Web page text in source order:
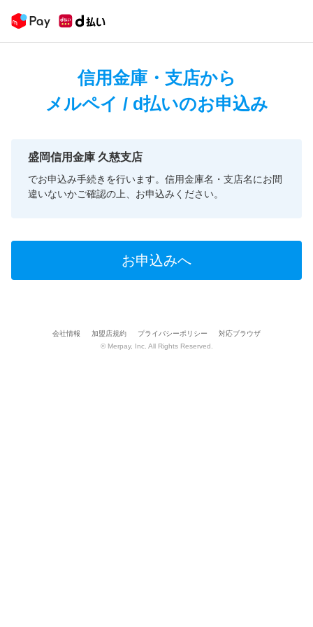
信用金庫・支店から
メルペイ / d払いのお申込み
盛岡信用金庫 久慈支店
でお申込み手続きを行います。信用金庫名・支店名にお間
違いないかご確認の上、お申込みください。
お申込みへ
会社情報 加盟店規約 プライバシーポリシー
対応ブラウザ
© Merpay, Inc. All Rights Reserved.